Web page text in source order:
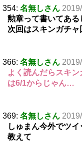
354: 名無しさん
勲章って書いてある
次回はスキンガチ
366: 名無しさん
よく読んだらスキ
は6/1からじゃん…
369: 名無しさん
しゅまん今外でツ
教えて